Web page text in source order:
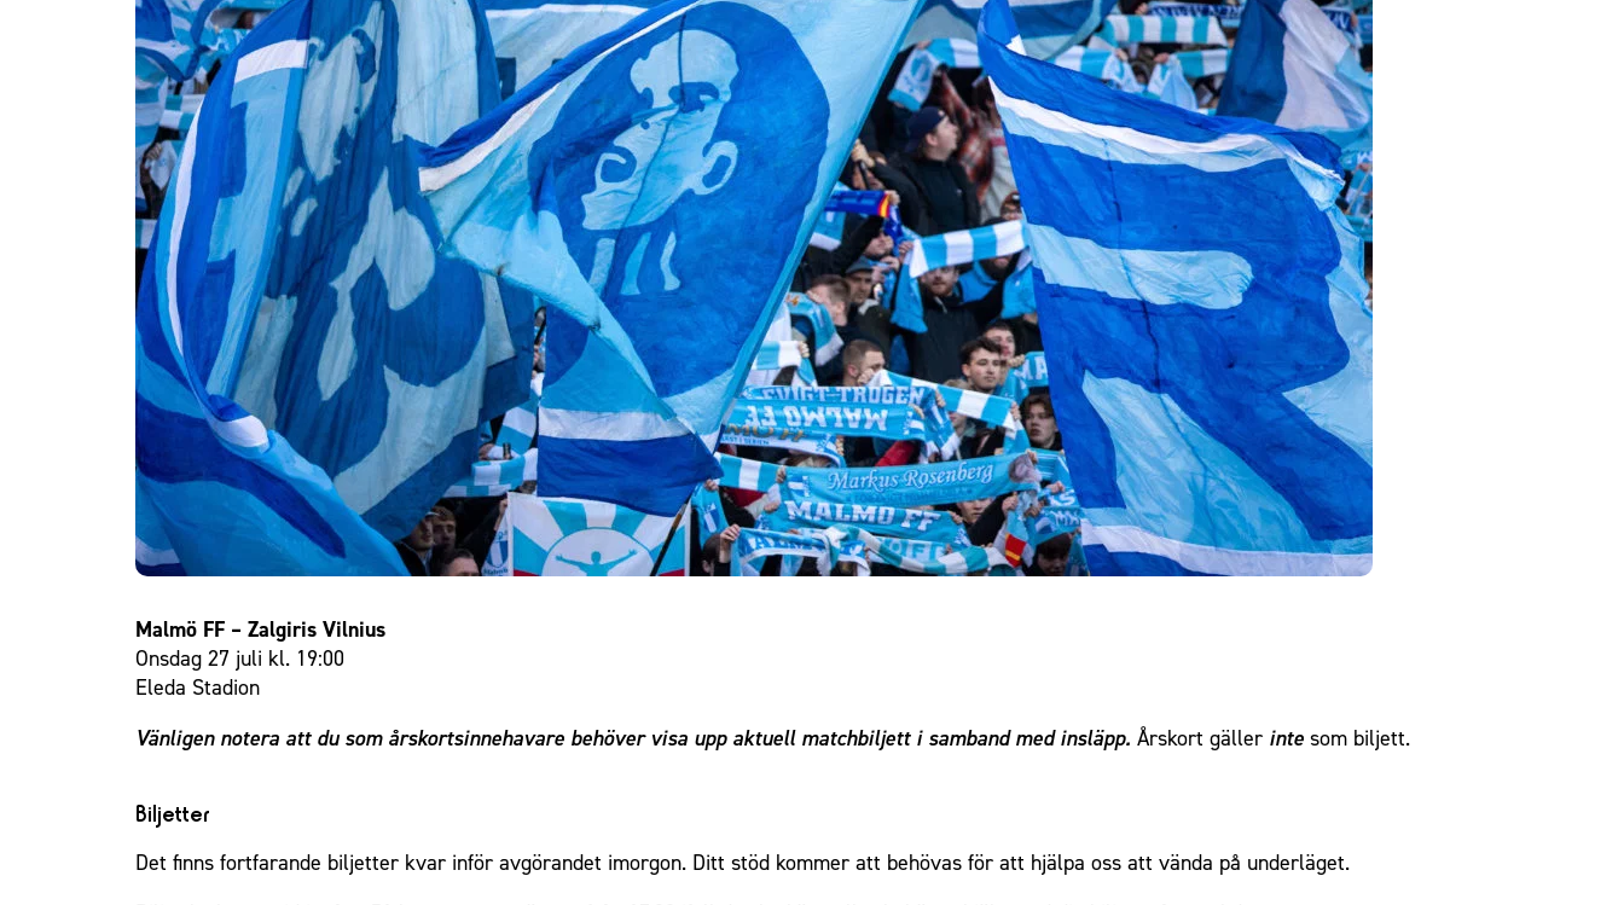
Om Malmö FF
Malmö FF – Zalgiris Vilnius
Onsdag 27 juli kl. 19:00
Eleda Stadion
Vänligen notera att du som årskortsinnehavare behöver visa upp aktuell matchbiljett i samband med insläpp. Årskort gäller inte som biljett.
Biljetter
Det finns fortfarande biljetter kvar inför avgörandet imorgon. Ditt stöd kommer att behövas för att hjälpa oss att vända på underläget.